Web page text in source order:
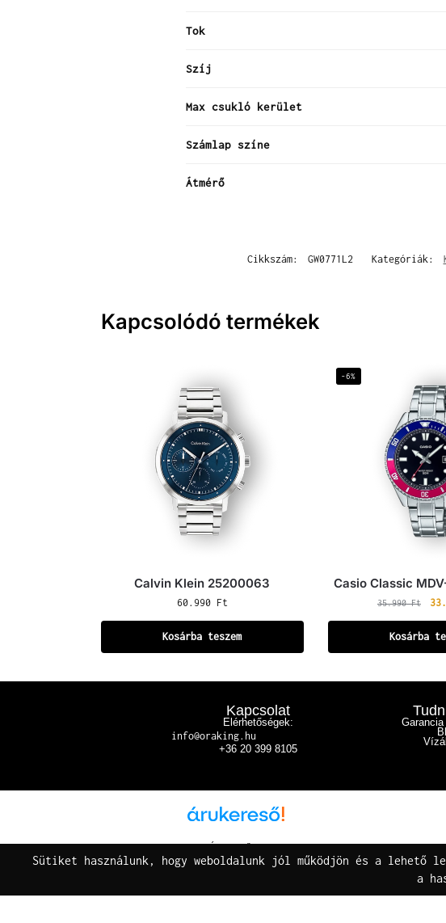
Tok
Szíj
Max csukló kerület
Számlap színe
Átmérő
Cikkszám: GW0771L2 Kategóriák:
Kapcsolódó termékek
Calvin Klein 25200063
60.990 Ft
Kosárba teszem
-6%
Casio Classic
35.990Ft
Kosárba
Kapcsolat
Elérhetőségek:
info@oraking.hu
+36 20 399 8105
Árukereső.hu